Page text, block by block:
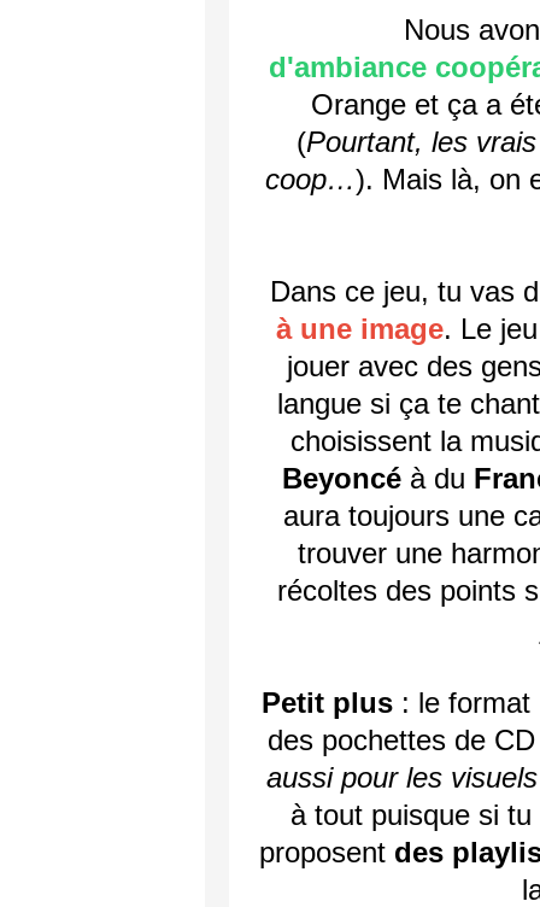
Nous
d'ambiance
Orange et ça a
(Pourtant, les
coop…). Mais là, on
Dans ce jeu, tu vas
à une image. Le
jouer avec des
langue si ça te
choisissent la
Beyoncéà du
aura toujours une
trouver une
récoltes des points
Petit plus : le format
des pochettes de CD
aussi pour les
à tout puisque si tu
proposent des